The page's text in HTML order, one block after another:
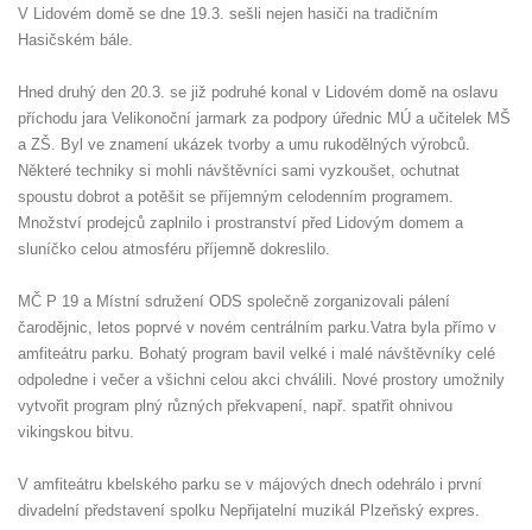
V Lidovém domě se dne 19.3. sešli nejen hasiči na tradičním
Hasičském bále.
Hned druhý den 20.3. se již podruhé konal v Lidovém domě na oslavu
příchodu jara Velikonoční jarmark za podpory úřednic MÚ a učitelek MŠ
a ZŠ. Byl ve znamení ukázek tvorby a umu rukodělných výrobců.
Některé techniky si mohli návštěvníci sami vyzkoušet, ochutnat
spoustu dobrot a potěšit se příjemným celodenním programem.
Množství prodejců zaplnilo i prostranství před Lidovým domem a
sluníčko celou atmosféru příjemně dokreslilo.
MČ P 19 a Místní sdružení ODS společně zorganizovali pálení
čarodějnic, letos poprvé v novém centrálním parku.Vatra byla přímo v
amfiteátru parku. Bohatý program bavil velké i malé návštěvníky celé
odpoledne i večer a všichni celou akci chválili. Nové prostory umožnily
vytvořit program plný různých překvapení, např. spatřit ohnivou
vikingskou bitvu.
V amfiteátru kbelského parku se v májových dnech odehrálo i první
divadelní představení spolku Nepřijatelní muzikál Plzeňský expres.